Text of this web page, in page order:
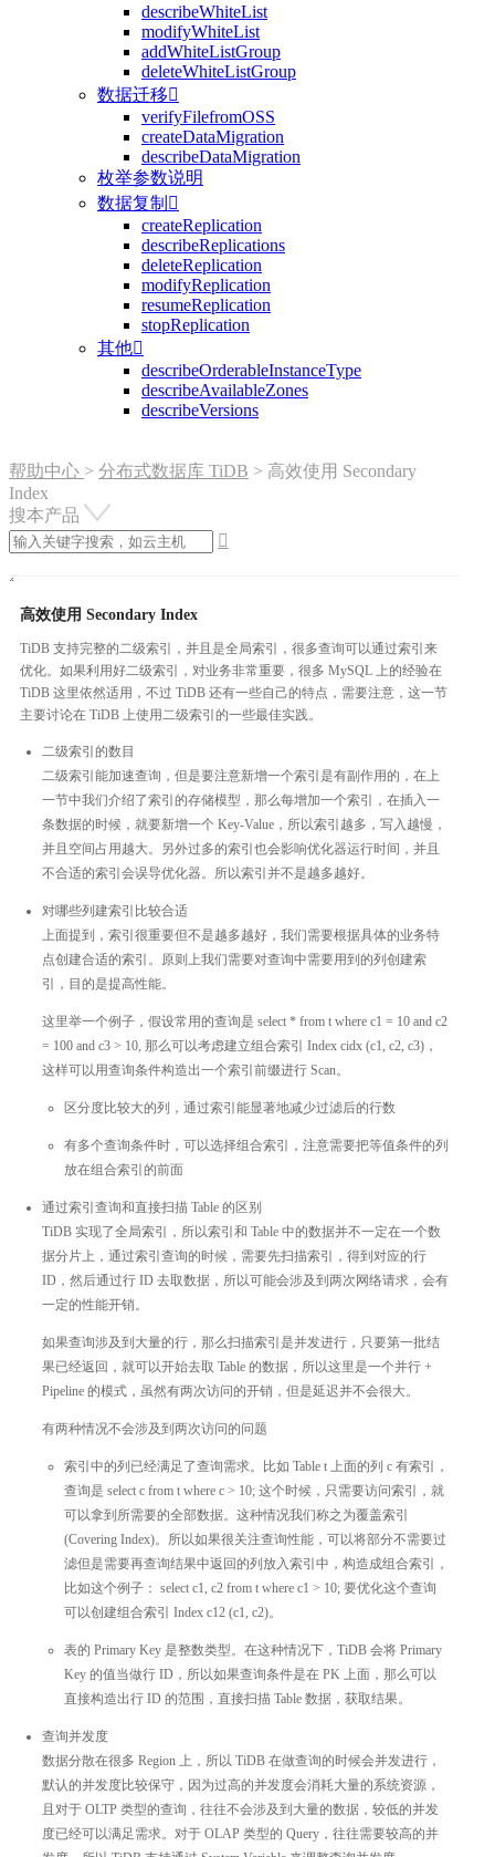
describeWhiteList
modifyWhiteList
addWhiteListGroup
deleteWhiteListGroup
数据迁移
verifyFilefromOSS
createDataMigration
describeDataMigration
枚举参数说明
数据复制 
createReplication
describeReplications
deleteReplication
modifyReplication
resumeReplication
stopReplication
其他
describeOrderableInstanceType
describeAvailableZones
describeVersions
帮助中心 > 分布式数据库 TiDB > 高效使用 Secondary
Index
搜本产品

高效使用 Secondary Index
TiDB 支持完整的二级索引，并且是全局索引，很多查询可以通过索引来
优化。如果利用好二级索引，对业务非常重要，很多 MySQL 上的经验在
TiDB 这里依然适用，不过 TiDB 还有一些自己的特点，需要注意，这一节
主要讨论在 TiDB 上使用二级索引的一些最佳实践。
二级索引的数目
二级索引能加速查询，但是要注意新增一个索引是有副作用的，在上
一节中我们介绍了索引的存储模型，那么每增加一个索引，在插入一
条数据的时候，就要新增一个 Key-Value，所以索引越多，写入越慢，
并且空间占用越大。另外过多的索引也会影响优化器运行时间，并且
不合适的索引会误导优化器。所以索引并不是越多越好。
对哪些列建索引比较合适
上面提到，索引很重要但不是越多越好，我们需要根据具体的业务特
点创建合适的索引。原则上我们需要对查询中需要用到的列创建索
引，目的是提高性能。
这里举一个例子，假设常用的查询是 select * from t where c1 = 10 and c2
= 100 and c3 > 10, 那么可以考虑建立组合索引 Index cidx (c1, c2, c3)，
这样可以用查询条件构造出一个索引前缀进行 Scan。
区分度比较大的列，通过索引能显著地减少过滤后的行数
有多个查询条件时，可以选择组合索引，注意需要把等值条件的列
放在组合索引的前面
通过索引查询和直接扫描 Table 的区别
TiDB 实现了全局索引，所以索引和 Table 中的数据并不一定在一个数
据分片上，通过索引查询的时候，需要先扫描索引，得到对应的行
ID，然后通过行 ID 去取数据，所以可能会涉及到两次网络请求，会有
一定的性能开销。
如果查询涉及到大量的行，那么扫描索引是并发进行，只要第一批结
果已经返回，就可以开始去取 Table 的数据，所以这里是一个并行 +
Pipeline 的模式，虽然有两次访问的开销，但是延迟并不会很大。
有两种情况不会涉及到两次访问的问题
索引中的列已经满足了查询需求。比如 Table t 上面的列 c 有索引，
查询是 select c from t where c > 10; 这个时候，只需要访问索引，就
可以拿到所需要的全部数据。这种情况我们称之为覆盖索引
(Covering Index)。所以如果很关注查询性能，可以将部分不需要过
滤但是需要再查询结果中返回的列放入索引中，构造成组合索引，
比如这个例子： select c1, c2 from t where c1 > 10; 要优化这个查询
可以创建组合索引 Index c12 (c1, c2)。
表的 Primary Key 是整数类型。在这种情况下，TiDB 会将 Primary
Key 的值当做行 ID，所以如果查询条件是在 PK 上面，那么可以
直接构造出行 ID 的范围，直接扫描 Table 数据，获取结果。
查询并发度
数据分散在很多 Region 上，所以 TiDB 在做查询的时候会并发进行，
默认的并发度比较保守，因为过高的并发度会消耗大量的系统资源，
且对于 OLTP 类型的查询，往往不会涉及到大量的数据，较低的并发
度已经可以满足需求。对于 OLAP 类型的 Query，往往需要较高的并